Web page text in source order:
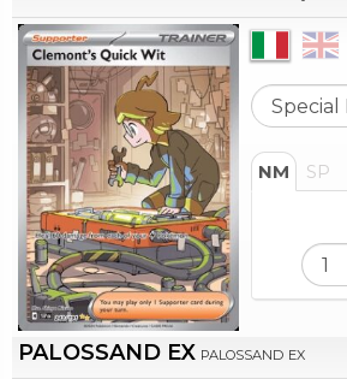
NM SP
PALOSSAND EX PALOSSAND EX